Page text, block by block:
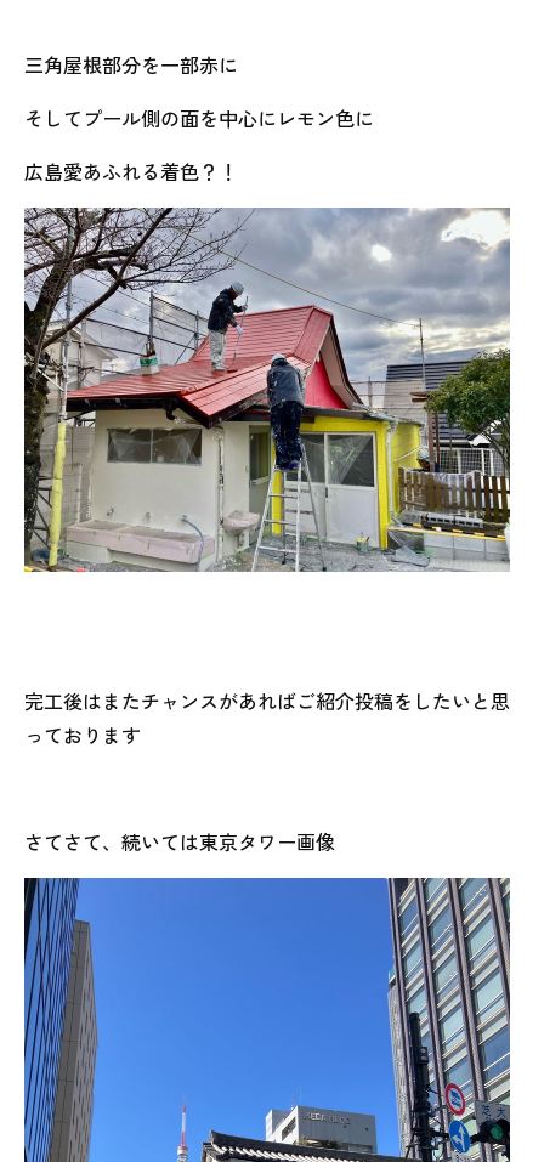
三角屋根部分を一部赤に
そしてプール側の面を中心にレモン色に
広島愛あふれる着色？！
完工後はまたチャンスがあればご紹介投稿をしたいと思
っております
さてさて、続いては東京タワー画像